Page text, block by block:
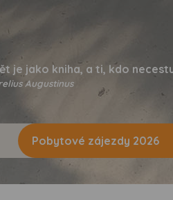
je jako kniha, a ti, kdo
Augustinus
Pobytové zájezdy 2026